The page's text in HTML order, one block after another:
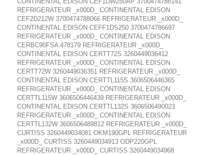
REFRIGERATEUR _x000D_ CONTINENTAL EDISON
CEF2D212W 3700474788066 REFRIGERATEUR _x000D_
CONTINENTAL EDISON CEFF1DS250 3700474786697
REFRIGERATEUR _x000D_ CONTINENTAL EDISON
CERBC90FSA 478179 REFRIGERATEUR _x000D_
CONTINENTAL EDISON CERTT72S 3260449036412
REFRIGERATEUR _x000D_ CONTINENTAL EDISON
CERTT72W 3260449036351 REFRIGERATEUR _x000D_
CONTINENTAL EDISON CERTTL115S 3606506446365
REFRIGERATEUR _x000D_ CONTINENTAL EDISON
CERTTL115W 3606506446439 REFRIGERATEUR _x000D_
CONTINENTAL EDISON CERTTL132S 3606506490023
REFRIGERATEUR _x000D_ CONTINENTAL EDISON
CERTTL132W 3606506489812 REFRIGERATEUR _x000D_
CURTISS 3260449034081 OKM190GPL REFRIGERATEUR
_x000D_ CURTISS 3260449034913 ODP220GPL
REFRIGERATEUR _x000D_ CURTISS 3260449034968